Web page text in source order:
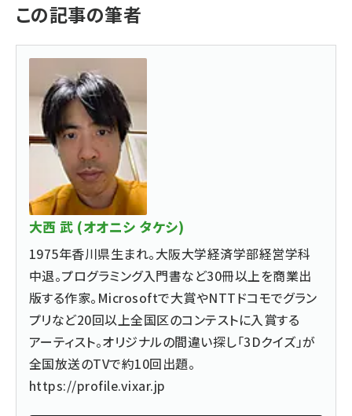
この記事の筆者
大西 武 (オオニシ タケシ)
1975年香川県生まれ。大阪大学経済学部経営学科
中退。プログラミング入門書など30冊以上を商業出
版する作家。Microsoftで大賞やNTTドコモでグラン
プリなど20回以上全国区のコンテストに入賞する
アーティスト。オリジナルの間違い探し「3Dクイズ」が
全国放送のTVで約10回出題。
https://profile.vixar.jp